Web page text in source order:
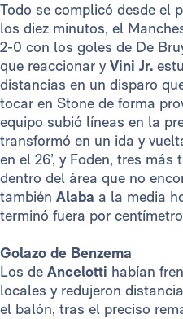
Todo se complicó desde el
los diez minutos, el
2-0 con los goles de De
que reaccionar yVini Jr.
distancias en un disparo
tocar en Stone de forma
equipo subió líneas en la
transformó en un ida y
en el 26’, y Foden, tres
dentro del área que no
también Alaba a la media
terminó fuera por
Golazo de Benzema
Los de Ancelotti habían
locales y redujeron
el balón, tras el preciso